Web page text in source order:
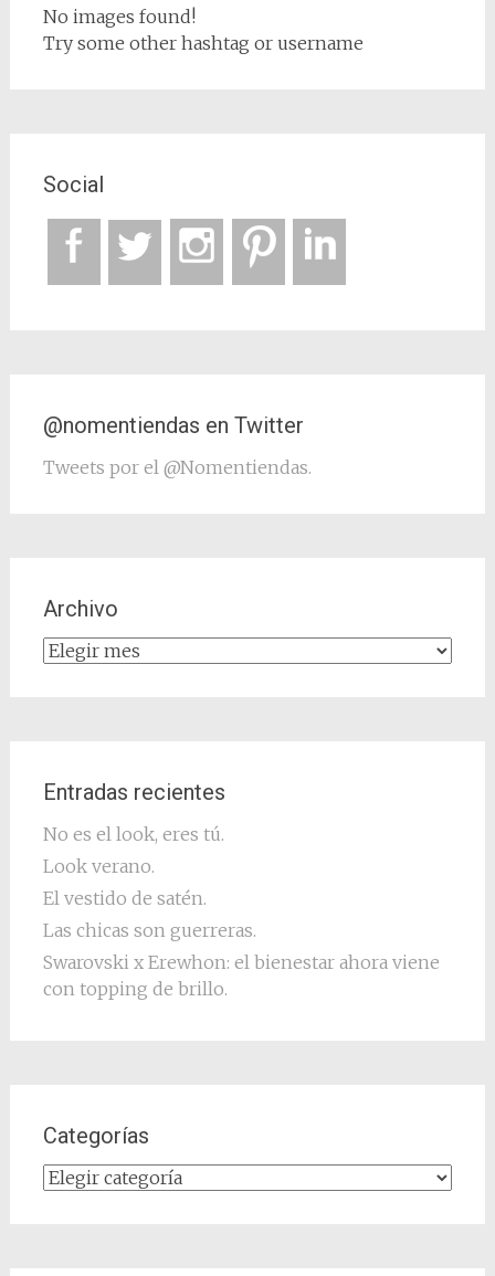
No images found!
Try some other hashtag or username
Social
@nomentiendas en Twitter
Tweets por el @Nomentiendas.
Archivo
Archivo
Entradas recientes
No es el look, eres tú.
Look verano.
El vestido de satén.
Las chicas son guerreras.
Swarovski x Erewhon: el bienestar ahora viene
con topping de brillo.
Categorías
Categorías